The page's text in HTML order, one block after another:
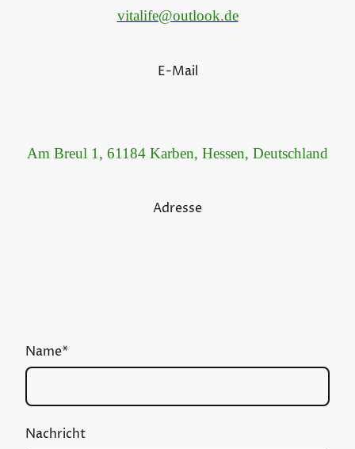
vitalife@outlook.de
E-Mail
Am Breul 1, 61184 Karben, Hessen, Deutschland
Adresse
Name*
Nachricht